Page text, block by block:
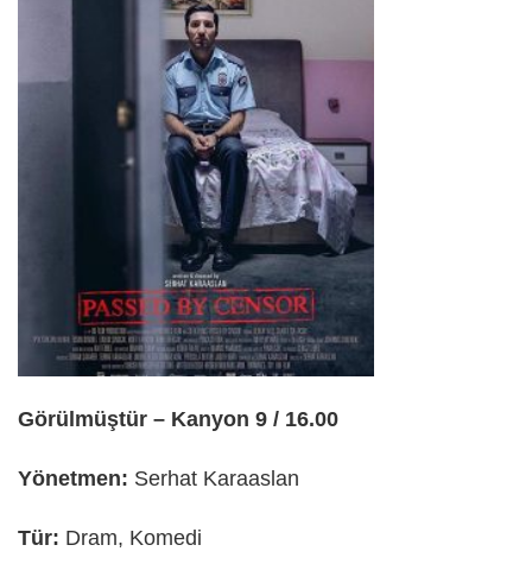
Görülmüştür – Kanyon 9 / 16.00
Yönetmen: Serhat Karaaslan
Tür: Dram, Komedi